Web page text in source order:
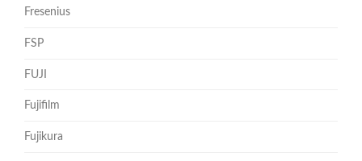
Fresenius
FSP
FUJI
Fujifilm
Fujikura